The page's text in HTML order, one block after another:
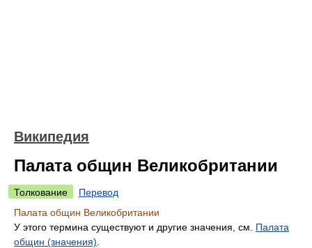
Википедия
Палата общин Великобритании
Толкование
Перевод
Палата общин Великобритании
У этого термина существуют и другие значения, см. Палата
общин (значения)